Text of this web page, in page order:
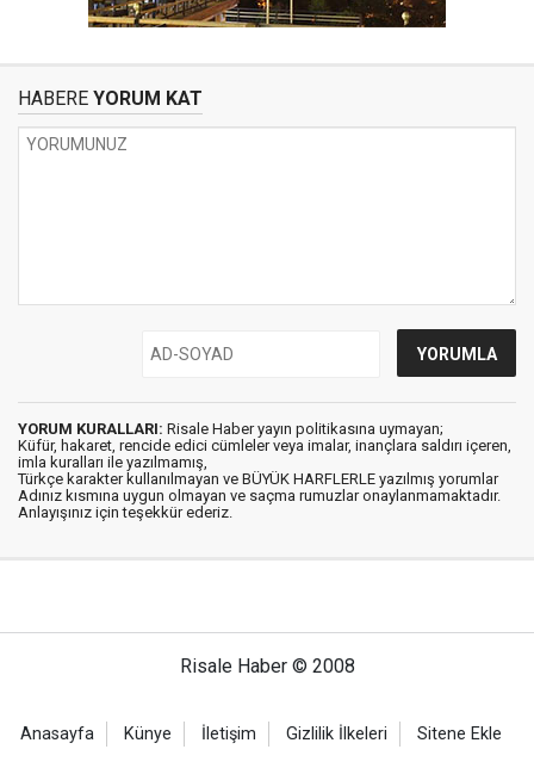
HABERE YORUM KAT
YORUM KURALLARI: Risale Haber yayın politikasına uymayan;
Küfür, hakaret, rencide edici cümleler veya imalar, inançlara saldırı içeren,
imla kuralları ile yazılmamış,
Türkçe karakter kullanılmayan ve BÜYÜK HARFLERLE yazılmış yorumlar
Adınız kısmına uygun olmayan ve saçma rumuzlar onaylanmamaktadır.
Anlayışınız için teşekkür ederiz.
Risale Haber © 2008
Anasayfa Künye İletişim Gizlilik İlkeleri Sitene Ekle